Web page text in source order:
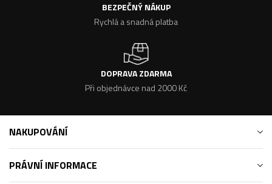
BEZPEČNÝ NÁKUP
Rychlá a snadná platba
DOPRAVA ZDARMA
Při objednávce nad 2000 Kč
NAKUPOVÁNÍ
PRÁVNÍ INFORMACE